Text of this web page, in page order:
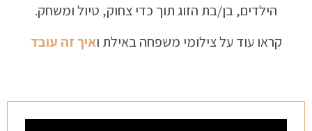
הילדים, בן/בת הזוג תוך כדי צחוק, טיול ומשחק.
קראו עוד על צילומי משפחה באילת ואיך זה עובד